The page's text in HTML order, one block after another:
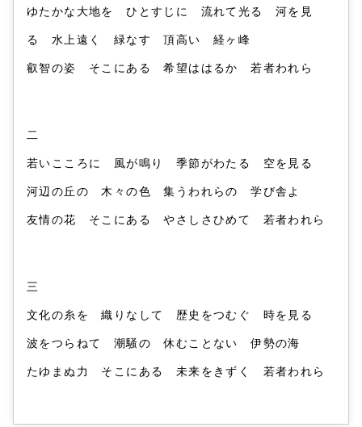
ゆたかな大地を ひとすじに 流れて光る 河を見
る 水上遠く 緑なす 頂高い 経ヶ峰
叡智の姿 そこにある 希望ははるか 若者われら
二
若いこころに 風が鳴り 季節がわたる 空を見る
河辺の丘の 木々の色 集うわれらの 学び舎よ
友情の花 そこにある やさしさひめて 若者われら
三
文化の糸を 織りなして 歴史をつむぐ 時を見る
波をつらねて 潮騒の 休むことない 伊勢の海
たゆまぬ力 そこにある 未来をきずく 若者われら